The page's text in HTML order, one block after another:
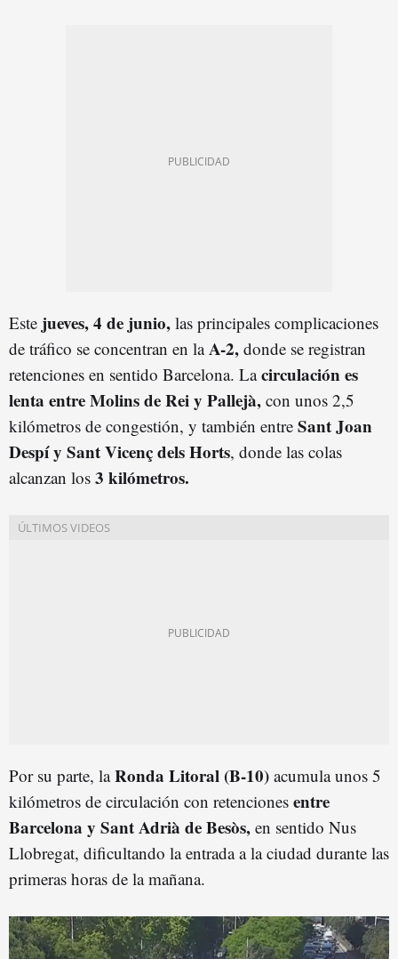
Este jueves, 4 de junio, las principales complicaciones
de tráfico se concentran en laA-2, donde se registran
retenciones en sentido Barcelona. Lacirculación es
lenta entre Molins de Rei y Pallejà, con unos 2,5
kilómetros de congestión, y también entre Sant Joan
Despí y Sant Vicenç dels Horts, donde las colas
alcanzan los 3 kilómetros.
Por su parte, laRonda Litoral (B-10) acumula unos 5
kilómetros de circulación con retenciones entre
Barcelona y Sant Adrià de Besòs, en sentido Nus
Llobregat, dificultando la entrada a la ciudad durante las
primeras horas de la mañana.